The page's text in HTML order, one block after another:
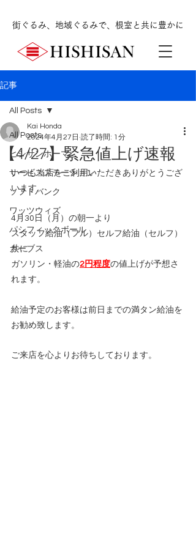
街ぐるみ、地域ぐるみで、根室と共に豊かに
記事
All Posts
ヒシサンホーマ
サービスステーション
ソフトバンク
ワッツウィズ
パシフィックボール
カーブス
All Posts
【4/27】緊急値上げ速報
Kai Honda
2024年4月27日 読了時間: 1分
いつも当店をご利用いただきありがとうござ
います。
4月30日（月）の朝一より
スタッフ給油（フル）セルフ給油（セルフ）
共に
ガソリン・軽油の2円程度の値上げが予想さ
れます。
給油予定のお客様は前日までの満タン給油を
お勧め致します。
ご来店を心よりお待ちしております。